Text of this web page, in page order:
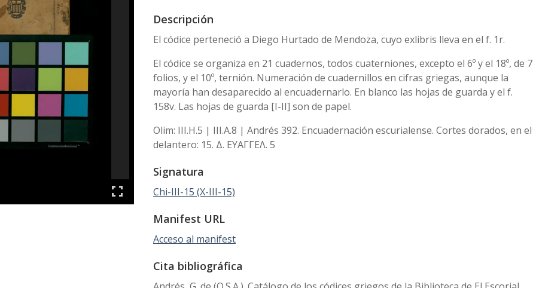
Descripción
El códice perteneció a Diego Hurtado de Mendoza, cuyo exlibris lleva en el f. 1r.
El códice se organiza en 21 cuadernos, todos cuaterniones, excepto el 6º y el 18º, de 7
folios, y el 10º, ternión. Numeración de cuadernillos en cifras griegas, aunque la
mayoría han desaparecido al encuadernarlo. En blanco las hojas de guarda y el f.
158v. Las hojas de guarda [I-II] son de papel.
Olim: III.H.5 | III.A.8 | Andrés 392. Encuadernación escurialense. Cortes dorados, en el
delantero: 15. Δ. ΕΥΑΓΓΕΛ. 5
Signatura
Chi-III-15 (X-III-15)
Manifest URL
Acceso al manifest
Cita bibliográfica